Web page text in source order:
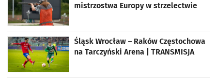
mistrzostwa Europy w strzelectwie
Śląsk Wrocław – Raków Częstochowa
na Tarczyński Arena | TRANSMISJA